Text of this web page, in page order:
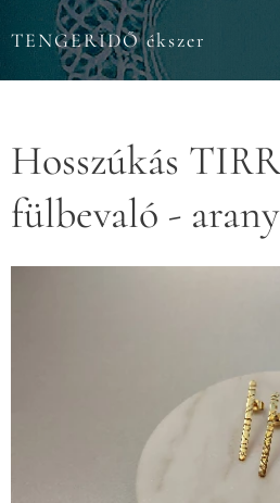
TENGERIDŐ ékszer
Hosszúkás
fülbevaló -